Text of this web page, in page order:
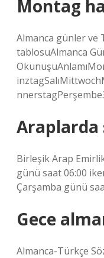
Montag
Almanca günler ve
tablosuAlmanca
Araplarda
Birleşik Arap
günü saat 06:00
Çarşamba günü
Gece
Almanca-Türkçe